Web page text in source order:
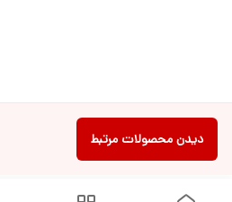
دیدن محصولات مرتبط